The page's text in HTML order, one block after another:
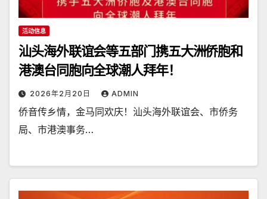
活动信息
汕头海外联谊会等五部门携五大洲侨胞和
港澳台同胞向全球潮人拜年！
2026年2月20日 ADMIN
侨音传乡情，金马同欢庆！汕头海外联谊会、市侨务
局、市港澳事务…